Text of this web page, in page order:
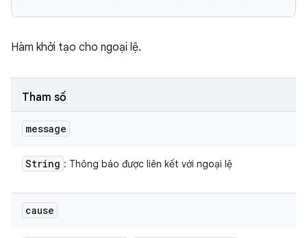
Hàm khởi tạo cho ngoại lệ.
Tham số
message
String : Thông báo được liên kết với ngoại lệ
cause